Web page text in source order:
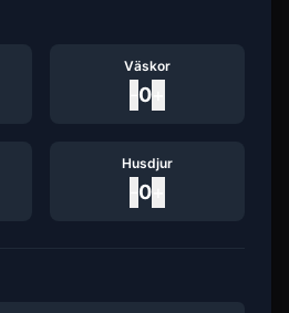
Väskor
0
Husdjur
0